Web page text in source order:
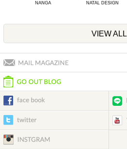
NANGA NATAL DESIGN
VIEW ALL